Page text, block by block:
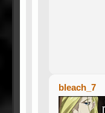
bleach_7